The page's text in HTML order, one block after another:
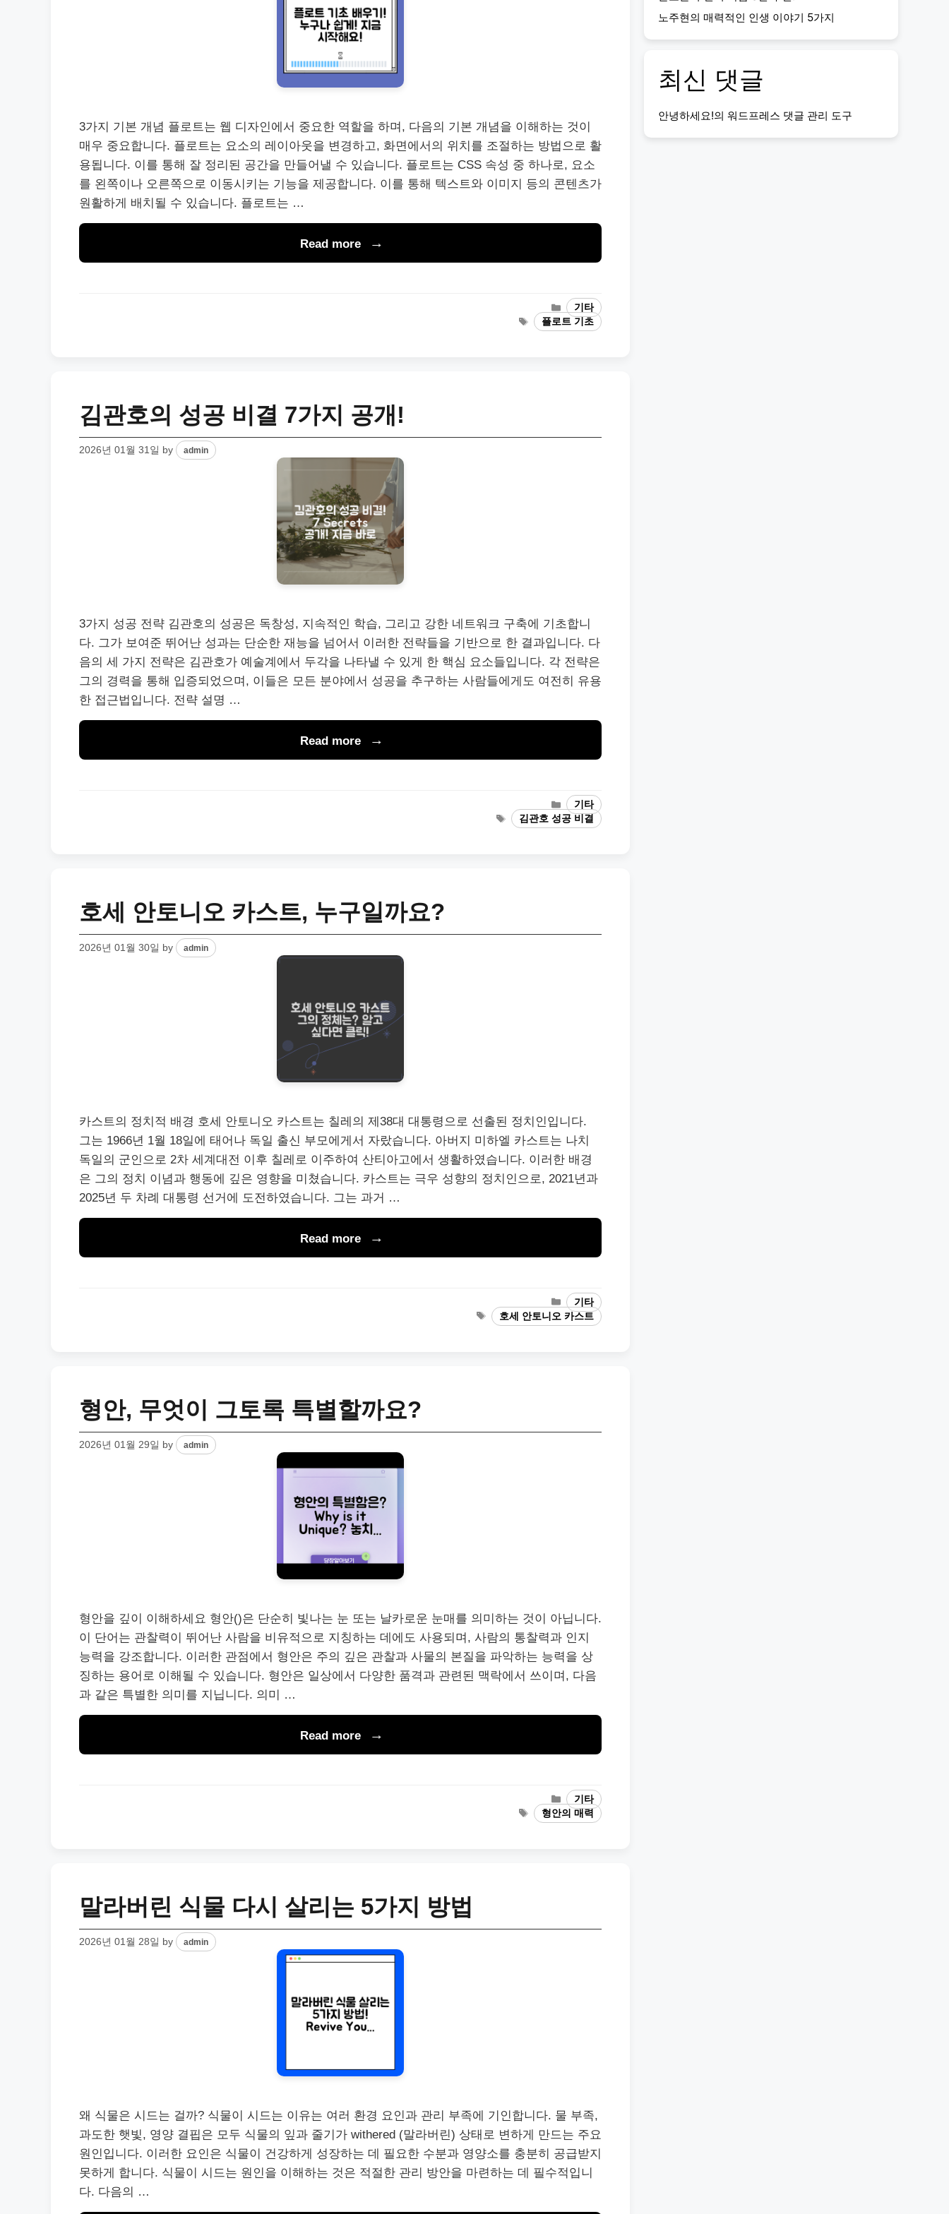
3가지 기본 개념 플로트는 웹 디자인에서 중요한 역할을 하며, 다음의 기본 개념을 이해하는 것이
매우 중요합니다. 플로트는 요소의 레이아웃을 변경하고, 화면에서의 위치를 조절하는 방법으로 활
용됩니다. 이를 통해 잘 정리된 공간을 만들어낼 수 있습니다. 플로트는 CSS 속성 중 하나로, 요소
를 왼쪽이나 오른쪽으로 이동시키는 기능을 제공합니다. 이를 통해 텍스트와 이미지 등의 콘텐츠가
원활하게 배치될 수 있습니다. 플로트는 …
Read more
Categories
기타
Tags플로트 기초
김관호의 성공 비결 7가지 공개!
2026년 01월 31일 by admin
3가지 성공 전략 김관호의 성공은 독창성, 지속적인 학습, 그리고 강한 네트워크 구축에 기초합니
다. 그가 보여준 뛰어난 성과는 단순한 재능을 넘어서 이러한 전략들을 기반으로 한 결과입니다. 다
음의 세 가지 전략은 김관호가 예술계에서 두각을 나타낼 수 있게 한 핵심 요소들입니다. 각 전략은
그의 경력을 통해 입증되었으며, 이들은 모든 분야에서 성공을 추구하는 사람들에게도 여전히 유용
한 접근법입니다. 전략 설명 …
Read more
Categories
기타
Tags김관호 성공 비결
호세 안토니오 카스트, 누구일까요?
2026년 01월 30일 by admin
카스트의 정치적 배경 호세 안토니오 카스트는 칠레의 제38대 대통령으로 선출된 정치인입니다.
그는 1966년 1월 18일에 태어나 독일 출신 부모에게서 자랐습니다. 아버지 미하엘 카스트는 나치
독일의 군인으로 2차 세계대전 이후 칠레로 이주하여 산티아고에서 생활하였습니다. 이러한 배경
은 그의 정치 이념과 행동에 깊은 영향을 미쳤습니다. 카스트는 극우 성향의 정치인으로, 2021년과
2025년 두 차례 대통령 선거에 도전하였습니다. 그는 과거 …
Read more
Categories
기타
Tags호세 안토니오 카스트
형안, 무엇이 그토록 특별할까요?
2026년 01월 29일 by admin
형안을 깊이 이해하세요 형안()은 단순히 빛나는 눈 또는 날카로운 눈매를 의미하는 것이 아닙니다.
이 단어는 관찰력이 뛰어난 사람을 비유적으로 지칭하는 데에도 사용되며, 사람의 통찰력과 인지
능력을 강조합니다. 이러한 관점에서 형안은 주의 깊은 관찰과 사물의 본질을 파악하는 능력을 상
징하는 용어로 이해될 수 있습니다. 형안은 일상에서 다양한 품격과 관련된 맥락에서 쓰이며, 다음
과 같은 특별한 의미를 지닙니다. 의미 …
Read more
Categories
기타
Tags형안의 매력
말라버린 식물 다시 살리는 5가지 방법
2026년 01월 28일 by admin
왜 식물은 시드는 걸까? 식물이 시드는 이유는 여러 환경 요인과 관리 부족에 기인합니다. 물 부족,
과도한 햇빛, 영양 결핍은 모두 식물의 잎과 줄기가 withered (말라버린) 상태로 변하게 만드는 주요
원인입니다. 이러한 요인은 식물이 건강하게 성장하는 데 필요한 수분과 영양소를 충분히 공급받지
못하게 합니다. 식물이 시드는 원인을 이해하는 것은 적절한 관리 방안을 마련하는 데 필수적입니
다. 다음의 …
노주현의 매력적인 인생 이야기 5가지
최신 댓글
안녕하세요!의 워드프레스 댓글 관리 도구